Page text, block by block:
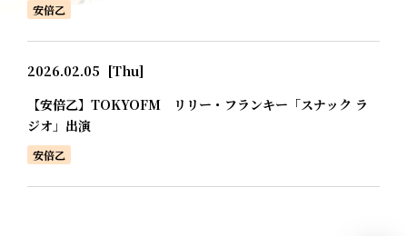
安倍乙
2026.02.05 [Thu]
【安倍乙】TOKYOFM リリー・フランキー「スナック ラ
ジオ」出演
安倍乙